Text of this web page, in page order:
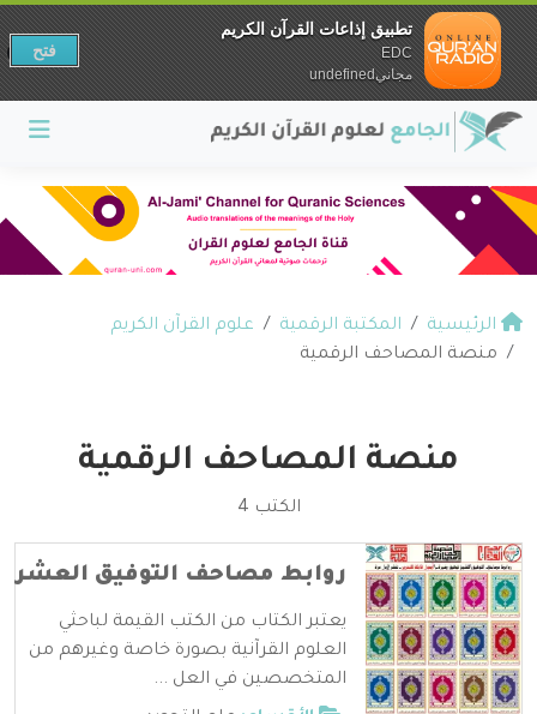
الرئيسية المكتبة الرقمية
علوم القرآن الكريم
منصة المصاحف الرقمية
منصة المصاحف الرقمية
الكتب 4
روابط مصاحف التوفيق العشر
يعتبر الكتاب من الكتب القيمة لباحثي
العلوم القرآنية بصورة خاصة وغيرهم من
المتخصصين في العل ...
تطبيق إذاعات القرآن الكريم
EDC
مجانيundefined
فتح